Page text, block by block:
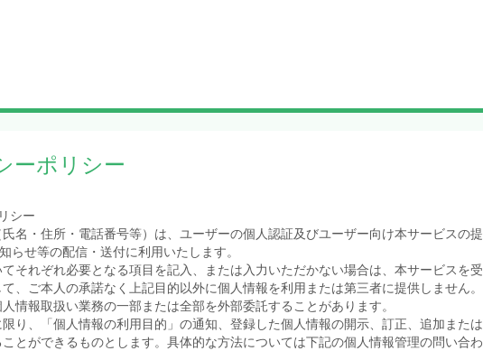
ーポリシー
シー
名・住所・電話番号等）は、ユーザーの個人認証及びユーザー向け本サービスの
らせ等の配信・送付に利用いたします。
それぞれ必要となる項目を記入、または入力いただかない場合は、本サービスを
、ご本人の承諾なく上記目的以外に個人情報を利用または第三者に提供しません。
情報取扱い業務の一部または全部を外部委託することがあります。
り、「個人情報の利用目的」の通知、登録した個人情報の開示、訂正、追加また
とができるものとします。具体的な方法については下記の個人情報管理の問い合